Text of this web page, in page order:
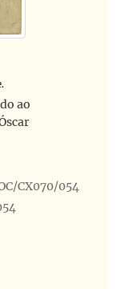
ao
CX070/054